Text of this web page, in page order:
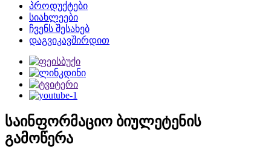
პროდუქტები
სიახლეები
ჩვენს შესახებ
დაგვიკავშირდით
საინფორმაციო ბიულეტენის
გამოწერა